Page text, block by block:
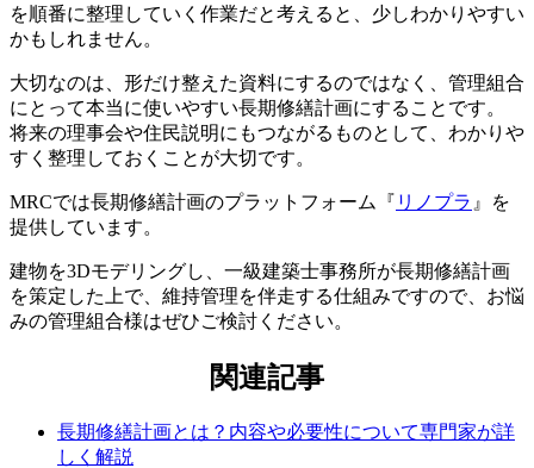
今ある長期修繕計画をもとに作り直すことはでき
ますか
を順番に整理していく作業だと考えると、少しわかりやすい
かもしれません。
大切なのは、形だけ整えた資料にするのではなく、管理組合
にとって本当に使いやすい長期修繕計画にすることです。
将来の理事会や住民説明にもつながるものとして、わかりや
すく整理しておくことが大切です。
MRCでは長期修繕計画のプラットフォーム『 リノプラ 』を
提供しています。
建物を3Dモデリングし、一級建築士事務所が長期修繕計画
を策定した上で、維持管理を伴走する仕組みですので、お悩
みの管理組合様はぜひご検討ください。
関連記事
長期修繕計画とは？内容や必要性について専門家が詳
しく解説